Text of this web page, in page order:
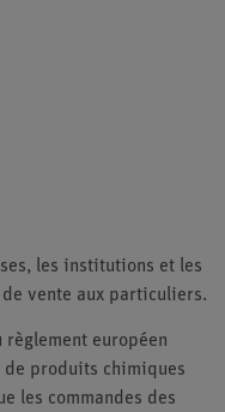
les institutions et les
vente aux particuliers.
règlement européen
de produits chimiques
les commandes des